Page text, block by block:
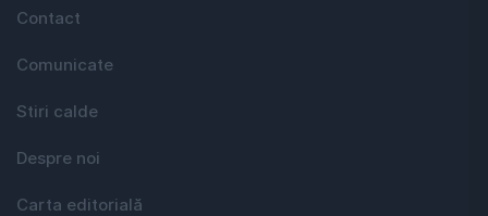
Contact
Comunicate
Stiri calde
Despre noi
Carta editorială